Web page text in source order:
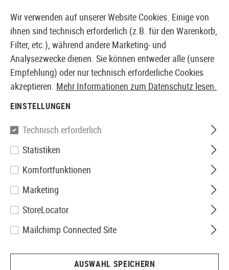
EUROPÄISCHER AIRSOFT SHOP & GROßHÄNDLER
Element
TD Rail Cover with Pressure
Switch Pocket
Wir verwenden auf unserer Website Cookies. Einige von
ihnen sind technisch erforderlich (z.B. für den Warenkorb,
Filter, etc.), während andere Marketing- und
Analysezwecke dienen. Sie können entweder alle (unsere
Empfehlung) oder nur technisch erforderliche Cookies
akzeptieren. Mehr Informationen zum Datenschutz lesen.
EINSTELLUNGEN
Technisch erforderlich
Statistiken
Komfortfunktionen
Marketing
StoreLocator
Mailchimp Connected Site
AUSWAHL SPEICHERN